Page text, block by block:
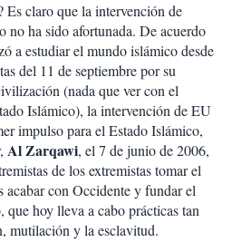
Es claro que la intervención de
no ha sido afortunada. De acuerdo
a estudiar el mundo islámico desde
del 11 de septiembre por su
(nada que ver con el
Islámico), la intervención de EU
impulso para el Estado Islámico,
Al Zarqawi, el 7 de junio de 2006,
de los extremistas tomar el
acabar con Occidente y fundar el
hoy lleva a cabo prácticas tan
mutilación y la esclavitud.